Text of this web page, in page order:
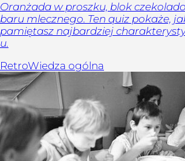
Oranżada w proszku, blok
baru mlecznego. Ten quiz pokaże,
pamiętasz najbardziej
u.
RetroWiedza ogólna